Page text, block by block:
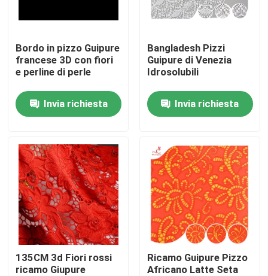
Casa
Circa noi
Giro della fabbrica
Controllo di qualità
Bordo in pizzo Guipure
francese 3D con fiori
e perline di perle
Invia richiesta
Bangladesh Pizzi
Guipure di Venezia
Idrosolubili
Invia richiesta
135CM 3d Fiori rossi
ricamo Giupure
Ricamo Guipure Pizzo
Africano Latte Seta